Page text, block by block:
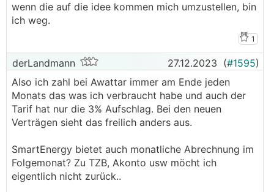
wenn die auf die idee kommen mich umzustellen, bin
ich weg.
1
derLandmann 27.12.2023 (#1595)
Also ich zahl bei Awattar immer am Ende jeden
Monats das was ich verbraucht habe und auch der
Tarif hat nur die 3% Aufschlag. Bei den neuen
Verträgen sieht das freilich anders aus.
SmartEnergy bietet auch monatliche Abrechnung im
Folgemonat? Zu TZB, Akonto usw möcht ich
eigentlich nicht zurück..